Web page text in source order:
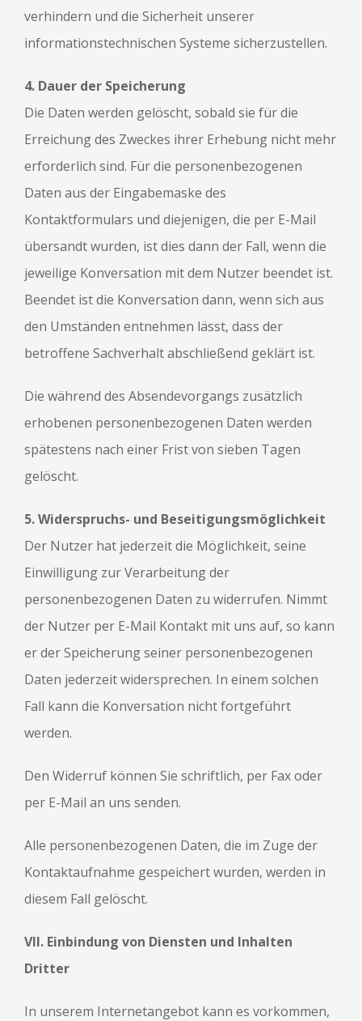
verhindern und die Sicherheit unserer
informationstechnischen Systeme sicherzustellen.
4. Dauer der Speicherung
Die Daten werden gelöscht, sobald sie für die
Erreichung des Zweckes ihrer Erhebung nicht mehr
erforderlich sind. Für die personenbezogenen
Daten aus der Eingabemaske des
Kontaktformulars und diejenigen, die per E-Mail
übersandt wurden, ist dies dann der Fall, wenn die
jeweilige Konversation mit dem Nutzer beendet ist.
Beendet ist die Konversation dann, wenn sich aus
den Umständen entnehmen lässt, dass der
betroffene Sachverhalt abschließend geklärt ist.
Die während des Absendevorgangs zusätzlich
erhobenen personenbezogenen Daten werden
spätestens nach einer Frist von sieben Tagen
gelöscht.
5. Widerspruchs- und Beseitigungsmöglichkeit
Der Nutzer hat jederzeit die Möglichkeit, seine
Einwilligung zur Verarbeitung der
personenbezogenen Daten zu widerrufen. Nimmt
der Nutzer per E-Mail Kontakt mit uns auf, so kann
er der Speicherung seiner personenbezogenen
Daten jederzeit widersprechen. In einem solchen
Fall kann die Konversation nicht fortgeführt
werden.
Den Widerruf können Sie schriftlich, per Fax oder
per E-Mail an uns senden.
Alle personenbezogenen Daten, die im Zuge der
Kontaktaufnahme gespeichert wurden, werden in
diesem Fall gelöscht.
VII. Einbindung von Diensten und Inhalten
Dritter
In unserem Internetangebot kann es vorkommen,